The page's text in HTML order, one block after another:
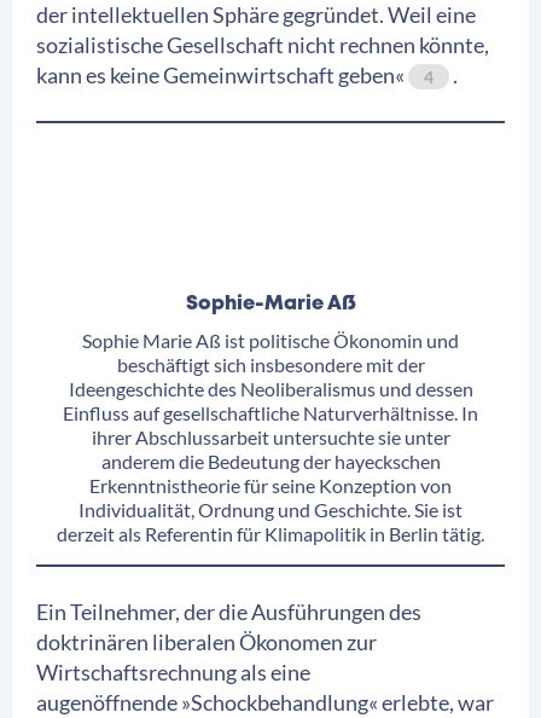
der intellektuellen Sphäre gegründet. Weil eine
sozialistische Gesellschaft nicht rechnen könnte,
kann es keine Gemeinwirtschaft geben«
4 .
Sophie-Marie Aß
Sophie Marie Aß ist politische Ökonomin und
beschäftigt sich insbesondere mit der
Ideengeschichte des Neoliberalismus und dessen
Einfluss auf gesellschaftliche Naturverhältnisse. In
ihrer Abschlussarbeit untersuchte sie unter
anderem die Bedeutung der hayeckschen
Erkenntnistheorie für seine Konzeption von
Individualität, Ordnung und Geschichte. Sie ist
derzeit als Referentin für Klimapolitik in Berlin tätig.
Ein Teilnehmer, der die Ausführungen des
doktrinären liberalen Ökonomen zur
Wirtschaftsrechnung als eine
augenöffnende »Schockbehandlung« erlebte, war